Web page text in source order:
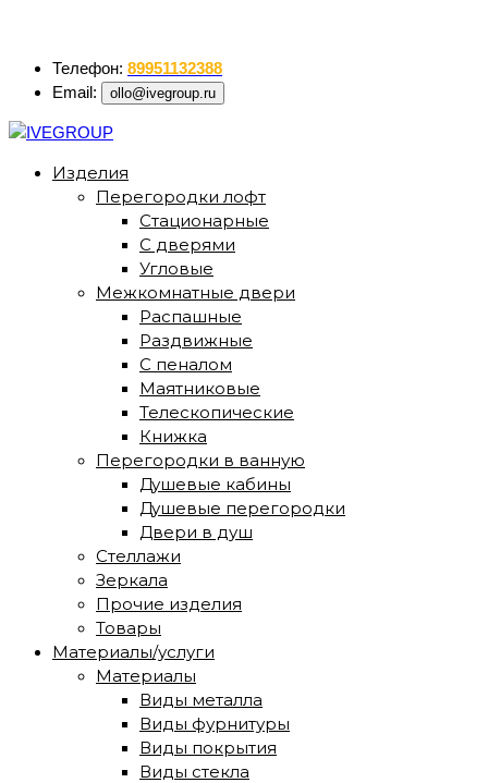
Телефон: 89951132388
Email:
ollo@ivegroup.ru
Изделия
Перегородки лофт
Стационарные
С дверями
Угловые
Межкомнатные двери
Распашные
Раздвижные
С пеналом
Маятниковые
Телескопические
Книжка
Перегородки в ванную
Душевые кабины
Душевые перегородки
Двери в душ
Стеллажи
Зеркала
Прочие изделия
Товары
Материалы/услуги
Материалы
Виды металла
Виды фурнитуры
Виды покрытия
Виды стекла